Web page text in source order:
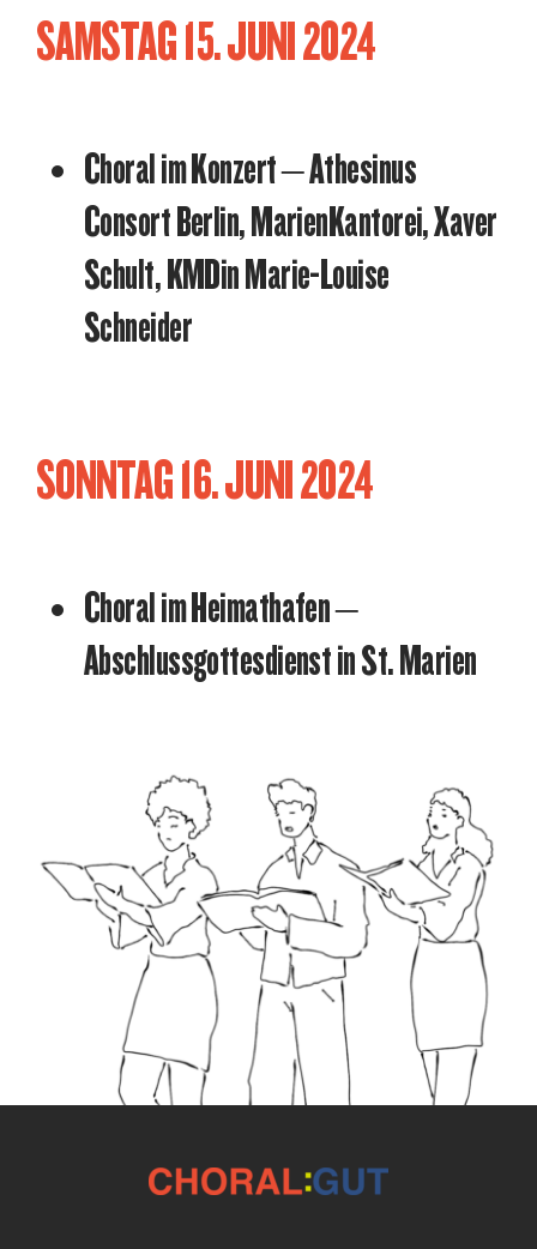
SAMSTAG 15. JUNI 2024
Choral im Konzert – Athesinus
Consort Berlin, MarienKantorei, Xaver
Schult, KMDin Marie-Louise
Schneider
SONNTAG 16. JUNI 2024
Choral im Heimathafen –
Abschlussgottesdienst in St. Marien